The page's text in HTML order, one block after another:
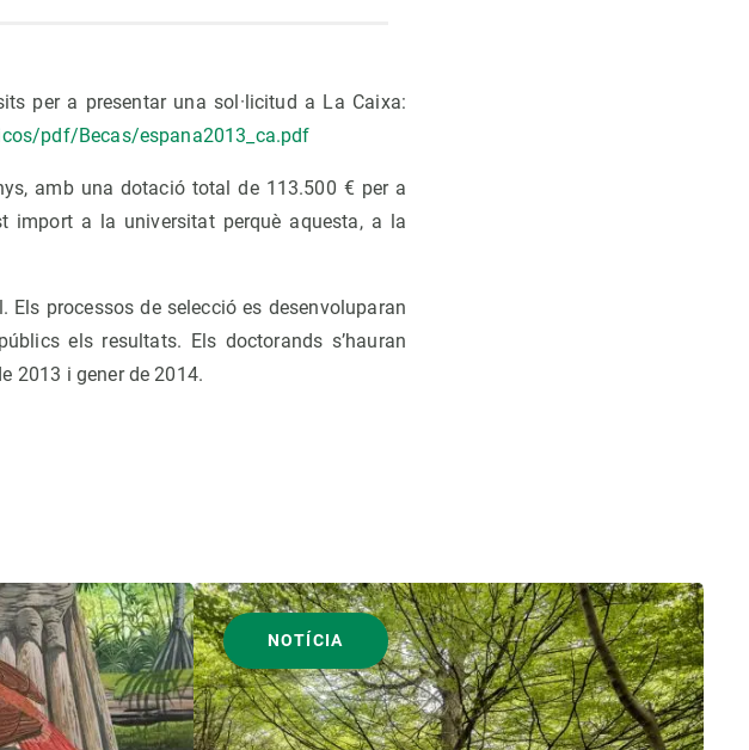
per a presentar una sol·licitud a La Caixa:
pdf/Becas/espana2013_ca.pdf
amb una dotació total de 113.500 € per a
import a la universitat perquè aquesta, a la
processos de selecció es desenvoluparan
els resultats. Els doctorands s’hauran
2013 i gener de 2014.
NOTÍCIA